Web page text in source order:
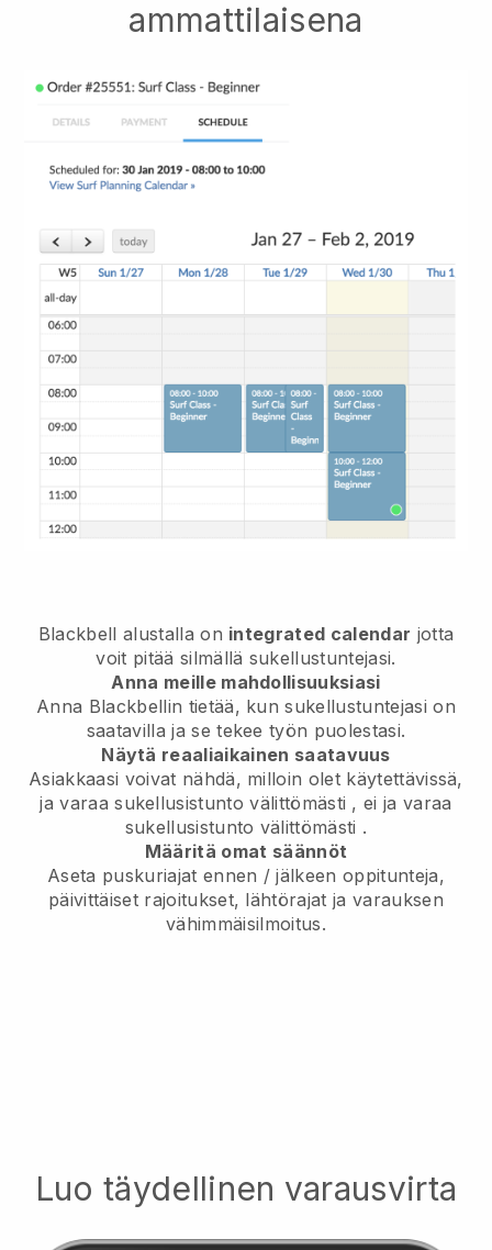
ammattilaisena
Blackbell alustalla on integrated calendar jotta
voit pitää silmällä sukellustuntejasi.
Anna meille mahdollisuuksiasi
Anna Blackbellin tietää, kun sukellustuntejasi on
saatavilla ja se tekee työn puolestasi.
Näytä reaaliaikainen saatavuus
Asiakkaasi voivat nähdä, milloin olet käytettävissä,
ja varaa sukellusistunto välittömästi , eija varaa
sukellusistunto välittömästi .
Määritä omat säännöt
Aseta puskuriajat ennen / jälkeen oppitunteja,
päivittäiset rajoitukset, lähtörajat ja varauksen
vähimmäisilmoitus.
Luo täydellinen varausvirta